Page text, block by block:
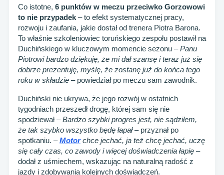
Co istotne, 6 punktów w meczu przeciwko Gorzowowi
to nie przypadek – to efekt systematycznej pracy,
rozwoju i zaufania, jakie dostał od trenera Piotra Barona.
To właśnie szkoleniowiec toruńskiego zespołu postawił na
Duchińskiego w kluczowym momencie sezonu –Panu
Piotrowi bardzo dziękuję, że mi dał szansę i teraz już się
dobrze prezentuję, myślę, że zostanę już do końca tego
roku w składzie – powiedział po meczu sam zawodnik.
Duchiński nie ukrywa, że jego rozwój w ostatnich
tygodniach przeszedł drogę, której sam się nie
spodziewał –Bardzo szybki progres jest, nie sądziłem,
że tak szybko wszystko będę łapał– przyznał po
spotkaniu. –Motorchce jechać, ja też chcę jechać, uczę
się cały czas, co zawody i więcej doświadczenia łapię –
dodał z uśmiechem, wskazując na naturalną radość z
jazdy i zdobywania kolejnych doświadczeń.